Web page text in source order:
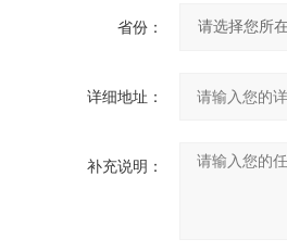
省份：
详细地址：
补充说明：